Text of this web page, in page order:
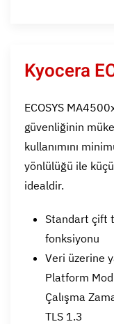
Kyocera
ECOSYS
güvenliğinin
kullanımını
yönlülüğü ile
idealdir.
Standart çift
fonksiyonu
Veri üzerine
Platform
Çalışma
TLS 1.3